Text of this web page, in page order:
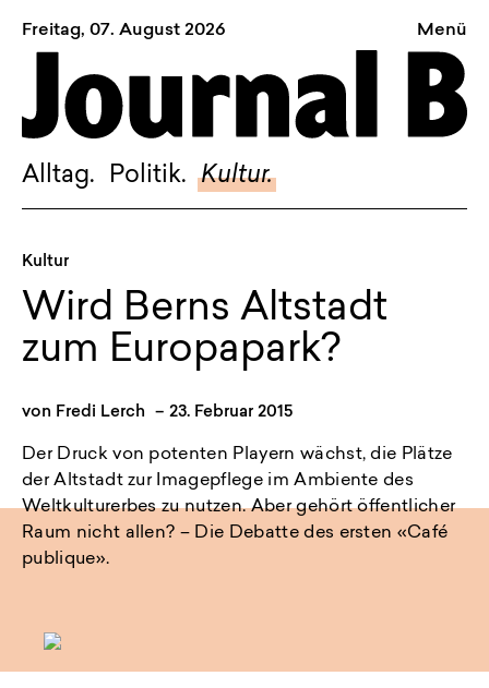
Freitag, 07. August 2026
Alltag. Politik. Kultur.
Menü
Sagt, was Bern bewegt
Alltag.
Politik.
Kultur.
Dossier.
Suche.
INSTAGRAM
BLUESKY
Kultur
Wird Berns Altstadt
zum Europapark?
von Fredi Lerch – 23. Februar 2015
Der Druck von potenten Playern wächst, die Plätze
der Altstadt zur Imagepflege im Ambiente des
Weltkulturerbes zu nutzen. Aber gehört öffentlicher
Raum nicht allen? – Die Debatte des ersten «Café
publique».